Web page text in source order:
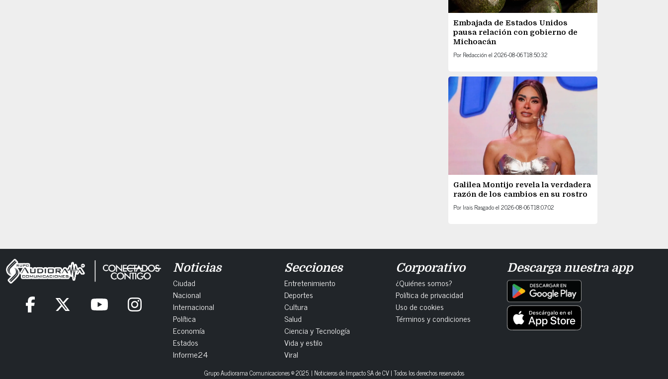
Embajada de Estados Unidos
pausa relación con gobierno de
Michoacán
Por Redacción el 2026-08-06T18:50:32
Galilea Montijo revela la verdadera
razón de los cambios en su rostro
Por Irais Rasgadoel 2026-08-06T18:07:02
Noticias
Ciudad
Nacional
Internacional
Política
Economía
Estados
Informe24
Secciones
Entretenimiento
Deportes
Cultura
Salud
Ciencia y Tecnología
Vida y estilo
Viral
Corporativo
¿Quiénes somos?
Política de privacidad
Uso de cookies
Términos y condiciones
Descarga nuestra app
Grupo Audiorama Comunicaciones © 2025. | Noticieros de Impacto SA de CV | Todos los derechos reservados